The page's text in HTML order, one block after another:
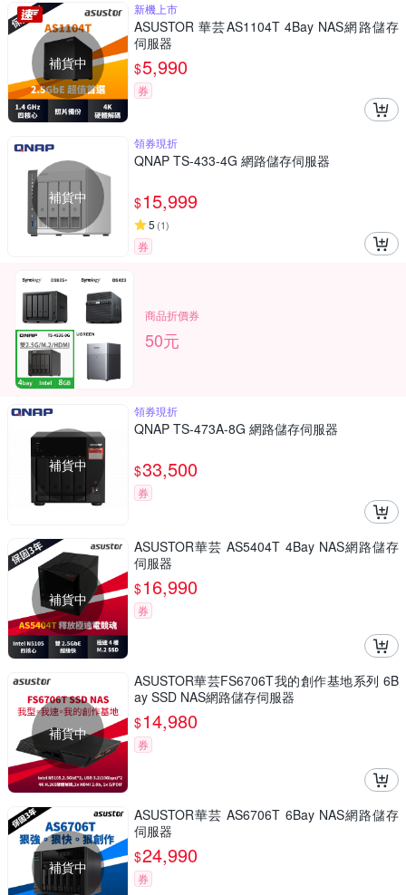
補貨中
新機上市
ASUSTOR 華芸AS1104T 4Bay NAS網路儲存
伺服器
$5,990
券
補貨中
領券現折
QNAP TS-433-4G 網路儲存伺服器
$15,999
5 (1)
券
商品折價券
50元
補貨中
領券現折
QNAP TS-473A-8G 網路儲存伺服器
$33,500
券
補貨中
ASUSTOR華芸 AS5404T 4Bay NAS網路儲存
伺服器
$16,990
券
補貨中
ASUSTOR華芸FS6706T我的創作基地系列 6B
ay SSD NAS網路儲存伺服器
$14,980
券
補貨中
ASUSTOR華芸 AS6706T 6Bay NAS網路儲存
伺服器
$24,990
券